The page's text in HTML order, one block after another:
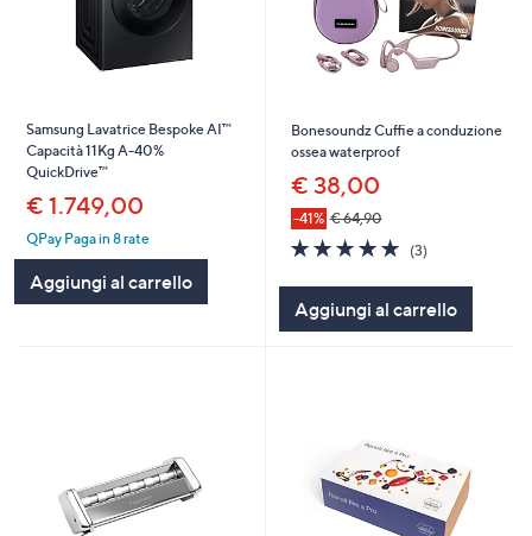
Samsung Lavatrice Bespoke AI™
Capacità 11Kg A-40%
QuickDrive™
€ 1.749,00
QPay Paga in 8 rate
Aggiungi al carrello
Bonesoundz Cuffie a conduzione
ossea waterproof
€ 38,00
-41% € 64,90
4.7
of
5
Stars
(3)
Aggiungi al carrello